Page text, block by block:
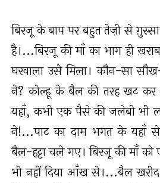
बिरजू के बाप पर बहुत तेज़ी से ग़ुस्सा
है।...बिरजू की माँ का भाग ही
घरवाला उसे मिला। कौन-सा
ने? कोल्हू के बैल की तरह खट कर
यहाँ, कभी एक पैसे की जलेबी भी
ने!...पाट का दाम भगत के यहाँ
बैल-हट्टा चले गए। बिरजू की माँ
भी नहीं दिया आँख से।...बैल